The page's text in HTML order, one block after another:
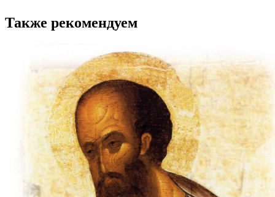
Также рекомендуем